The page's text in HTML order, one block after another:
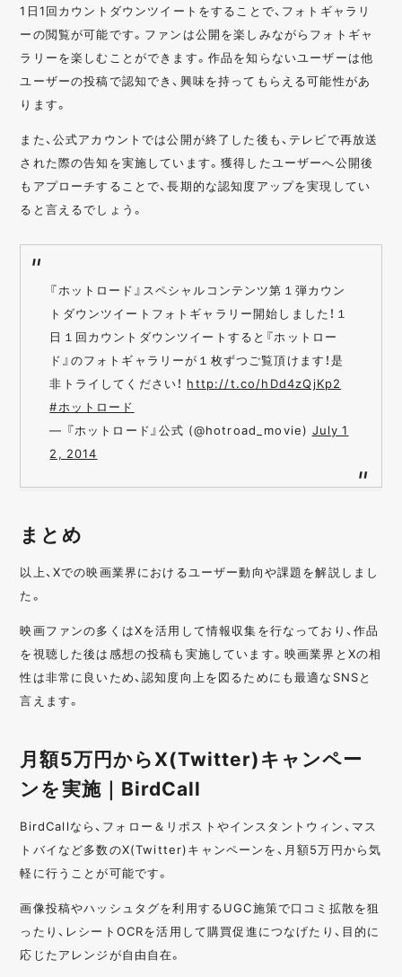
1日1回カウントダウンツイートをすることで、フォトギャラリ
ーの閲覧が可能です。ファンは公開を楽しみながらフォトギャ
ラリーを楽しむことができます。作品を知らないユーザーは他
ユーザーの投稿で認知でき、興味を持ってもらえる可能性があ
ります。
また、公式アカウントでは公開が終了した後も、テレビで再放送
された際の告知を実施しています。獲得したユーザーへ公開後
もアプローチすることで、長期的な認知度アップを実現してい
ると言えるでしょう。
『ホットロード』スペシャルコンテンツ第１弾カウン
トダウンツイートフォトギャラリー開始しました！１
日１回カウントダウンツイートすると『ホットロー
ド』のフォトギャラリーが１枚ずつご覧頂けます！是
非トライしてください！ http://t.co/hDd4zQjKp2
#ホットロード
— 『ホットロード』公式 (@hotroad_movie) July 1
2, 2014
まとめ
以上、Xでの映画業界におけるユーザー動向や課題を解説しまし
た。
映画ファンの多くはXを活用して情報収集を行なっており、作品
を視聴した後は感想の投稿も実施しています。映画業界とXの相
性は非常に良いため、認知度向上を図るためにも最適なSNSと
言えます。
月額5万円からX(Twitter)キャンペー
ンを実施｜BirdCall
BirdCallなら、フォロー＆リポストやインスタントウィン、マス
トバイなど多数のX(Twitter)キャンペーンを、月額5万円から気
軽に行うことが可能です。
画像投稿やハッシュタグを利用するUGC施策で口コミ拡散を狙
ったり、レシートOCRを活用して購買促進につなげたり、目的に
応じたアレンジが自由自在。